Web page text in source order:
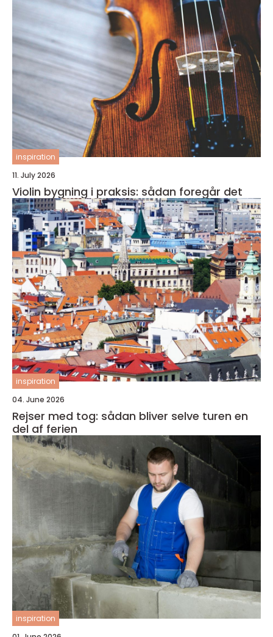
inspiration
11. July 2026
Violin bygning i praksis: sådan foregår det
inspiration
04. June 2026
Rejser med tog: sådan bliver selve turen en
del af ferien
inspiration